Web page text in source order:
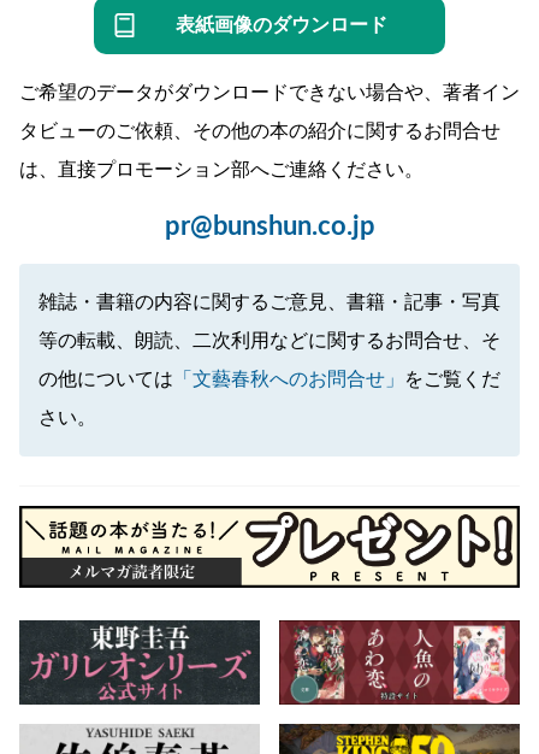
表紙画像のダウンロード
ご希望のデータがダウンロードできない場合や、著者イン
タビューのご依頼、その他の本の紹介に関するお問合せ
は、直接プロモーション部へご連絡ください。
pr@bunshun.co.jp
雑誌・書籍の内容に関するご意見、書籍・記事・写真
等の転載、朗読、二次利用などに関するお問合せ、そ
の他については 「文藝春秋へのお問合せ」
をご覧くだ
さい。